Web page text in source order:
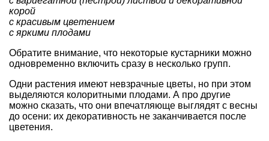
корой
с красивым цветением
с яркими плодами
Обратите внимание, что некоторые кустарники можно
одновременно включить сразу в несколько групп.
Одни растения имеют невзрачные цветы, но при этом
выделяются колоритными плодами. А про другие
можно сказать, что они впечатляюще выглядят с весны
до осени: их декоративность не заканчивается после
цветения.